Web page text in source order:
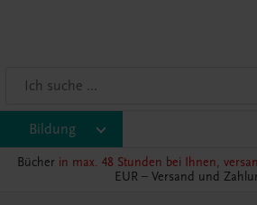
Bildung
Bücher in max. 48 Stunden bei Ihnen,
EUR – Versand und